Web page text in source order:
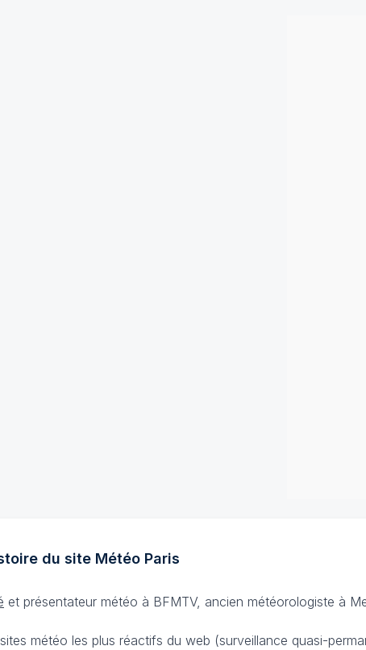
du site MétéoParis
et présentateur météo à BFMTV, ancien météorologiste à
météo les plus réactifs du web (surveillance quasi-